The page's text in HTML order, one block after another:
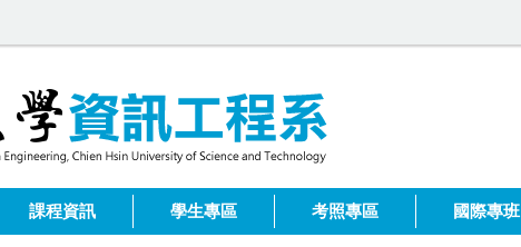
課程資訊 學生專區 考照專區 國際專班